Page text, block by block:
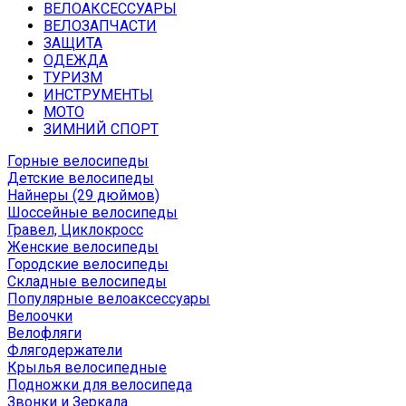
ВЕЛОАКСЕССУАРЫ
ВЕЛОЗАПЧАСТИ
ЗАЩИТА
ОДЕЖДА
ТУРИЗМ
ИНСТРУМЕНТЫ
МОТО
ЗИМНИЙ СПОРТ
Горные велосипеды
Детские велосипеды
Найнеры (29 дюймов)
Шоссейные велосипеды
Гравел, Циклокросс
Женские велосипеды
Городcкие велосипеды
Складные велосипеды
Популярные велоаксессуары
Велоочки
Велофляги
Флягодержатели
Крылья велосипедные
Подножки для велосипеда
Звонки и Зеркала